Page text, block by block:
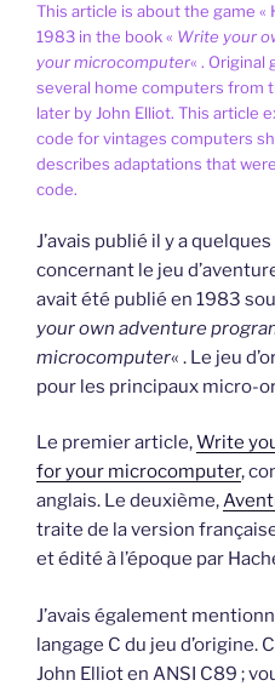
This article is about the game «
1983 in the book « Write your
your microcomputer« . Original
several home computers from
later by John Elliot. This article
code for vintages computers
describes adaptations that
code.
J’avais publié il y a
concernant le jeu
avait été publié en 1983
your own adventure
microcomputer« . Le jeu
pour les principaux micro-
Le premier article,Write
for your microcomputer,
anglais. Le deuxième,
traite de la version
et édité à l’époque par
J’avais également
langage C du jeu d’origine.
John Elliot en ANSI C89 ;